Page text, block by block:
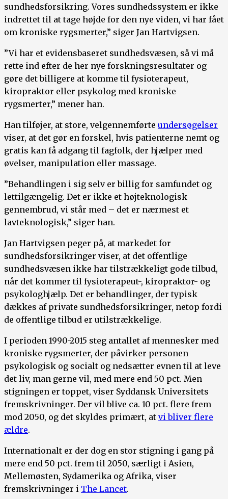
sundhedsforsikring. Vores sundhedssystem er ikke
indrettet til at tage højde for den nye viden, vi har fået
om kroniske rygsmerter,” siger Jan Hartvigsen.
”Vi har et evidensbaseret sundhedsvæsen, så vi må
rette ind efter de her nye forskningsresultater og
gøre det billigere at komme til fysioterapeut,
kiropraktor eller psykolog med kroniske
rygsmerter,” mener han.
Han tilføjer, at store, velgennemførte undersøgelser
viser, at det gør en forskel, hvis patienterne nemt og
gratis kan få adgang til fagfolk, der hjælper med
øvelser, manipulation eller massage.
”Behandlingen i sig selv er billig for samfundet og
lettilgængelig. Det er ikke et højteknologisk
gennembrud, vi står med – det er nærmest et
lavteknologisk,” siger han.
Jan Hartvigsen peger på, at markedet for
sundhedsforsikringer viser, at det offentlige
sundhedsvæsen ikke har tilstrækkeligt gode tilbud,
når det kommer til fysioterapeut-, kiropraktor- og
psykologhjælp. Det er behandlinger, der typisk
dækkes af private sundhedsforsikringer, netop fordi
de offentlige tilbud er utilstrækkelige.
I perioden 1990-2015 steg antallet af mennesker med
kroniske rygsmerter, der påvirker personen
psykologisk og socialt og nedsætter evnen til at leve
det liv, man gerne vil, med mere end 50 pct. Men
stigningen er toppet, viser Syddansk Universitets
fremskrivninger. Der vil blive ca. 10 pct. flere frem
mod 2050, og det skyldes primært, at vi bliver flere
ældre.
Internationalt er der dog en stor stigning i gang på
mere end 50 pct. frem til 2050, særligt i Asien,
Mellemøsten, Sydamerika og Afrika, viser
fremskrivninger i The Lancet.